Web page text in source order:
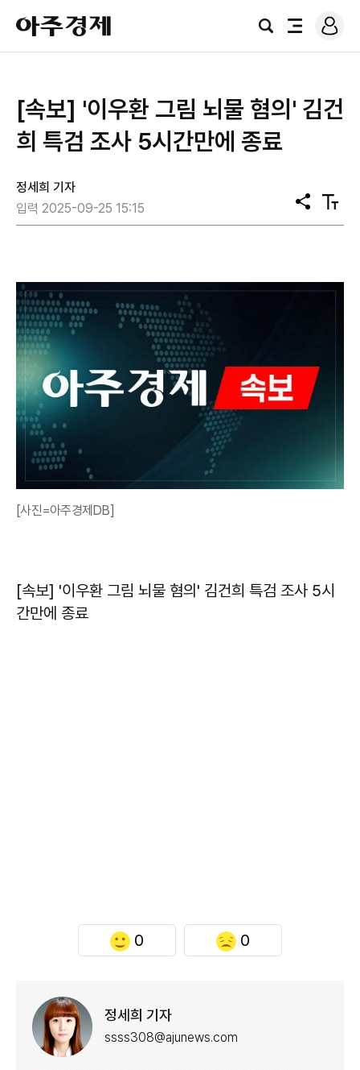
아
주
경
검
전
로
그
[속보] '이우환 그림 뇌물 혐의' 김건
희 특검 조사 5시간만에 종료
정세희 기자
입력 2025-09-25 15:15
공
유
텍
스
[사진=아주경제DB]
[속보] '이우환 그림 뇌물 혐의' 김건희 특검 조사 5시
간만에 종료
0 0
정세희 기자
ssss308@ajunews.com